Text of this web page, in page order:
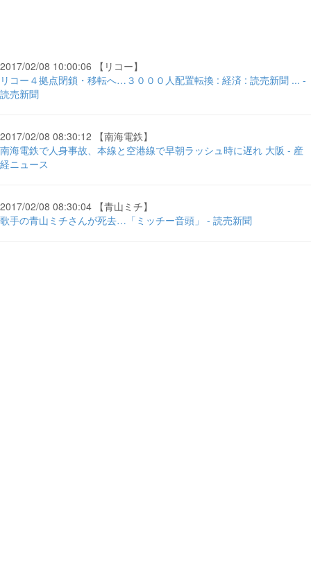
2017/02/08 10:00:06 【リコー】
リコー４拠点閉鎖・移転へ…３０００人配置転換 : 経済 : 読売新聞 ... -
読売新聞
2017/02/08 08:30:12 【南海電鉄】
南海電鉄で人身事故、本線と空港線で早朝ラッシュ時に遅れ 大阪 - 産
経ニュース
2017/02/08 08:30:04 【青山ミチ】
歌手の青山ミチさんが死去…「ミッチー音頭」 - 読売新聞